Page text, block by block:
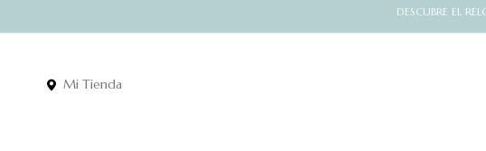
DESCUBRE EL
Mi Tienda